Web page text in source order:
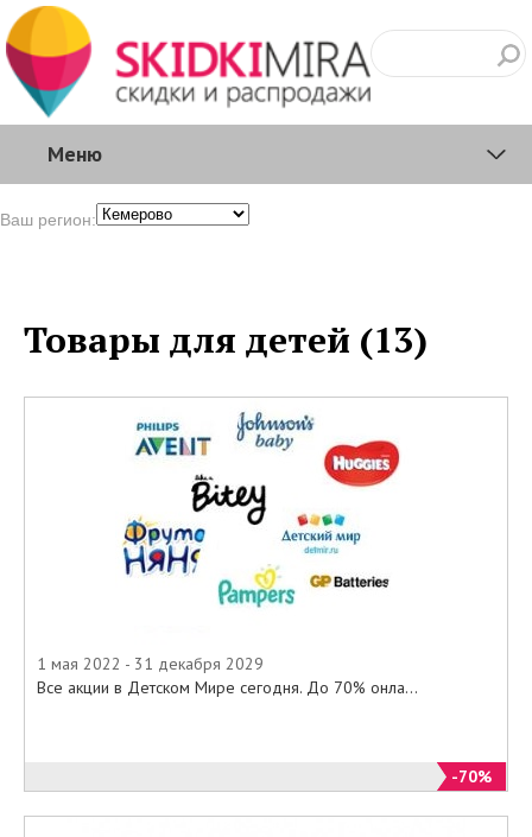
Меню
Ваш регион:
Товары для детей (13)
1 мая 2022 - 31 декабря 2029
Все акции в Детском Мире сегодня. До 70% онла...
-70%